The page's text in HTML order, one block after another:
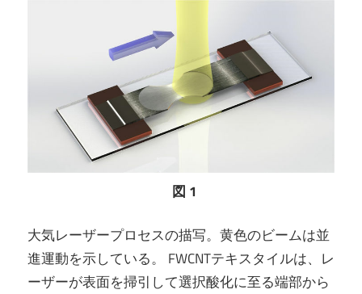
図 1
大気レーザープロセスの描写。黄色のビームは並
進運動を示している。 FWCNTテキスタイルは、レ
ーザーが表面を掃引して選択酸化に至る端部から